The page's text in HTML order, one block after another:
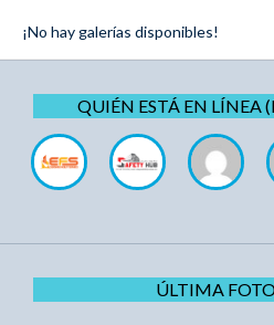
¡No hay galerías disponibles!
QUIÉN ESTÁ EN LÍNEA
ÚLTIMA